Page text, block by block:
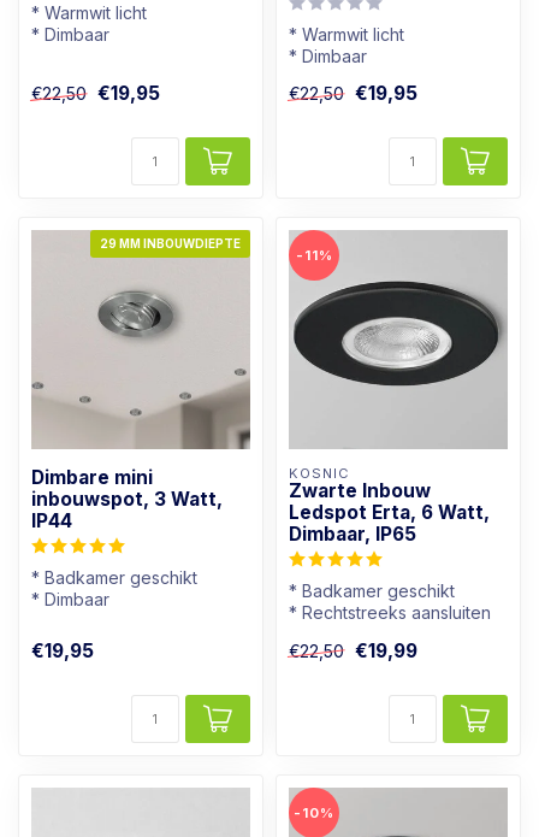
* Warmwit licht
* Dimbaar
€22,50 €19,95
* Warmwit licht
* Dimbaar
* In rood koper kleur
€22,50 €19,95
29 MM INBOUWDIEPTE
Dimbare mini
inbouwspot, 3 Watt,
IP44
* Badkamer geschikt
* Dimbaar
* Aluminium kleur
€19,95
-11%
KOSNIC
Zwarte Inbouw
Ledspot Erta, 6 Watt,
Dimbaar, IP65
* Badkamer geschikt
* Rechtstreeks aansluiten
* Goed dimbaar
€22,50 €19,99
-10%